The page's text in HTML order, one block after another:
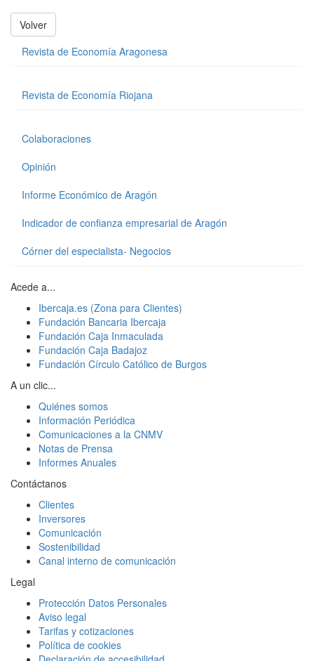
Volver
Revista de Economía Aragonesa
Revista de Economía Riojana
Colaboraciones
Opinión
Informe Económico de Aragón
Indicador de confianza empresarial de Aragón
Córner del especialista- Negocios
Acede a...
Ibercaja.es (Zona para Clientes)
Fundación Bancaria Ibercaja
Fundación Caja Inmaculada
Fundación Caja Badajoz
Fundación Círculo Católico de Burgos
A un clic...
Quiénes somos
Información Periódica
Comunicaciones a la CNMV
Notas de Prensa
Informes Anuales
Contáctanos
Clientes
Inversores
Comunicación
Sostenibilidad
Canal interno de comunicación
Legal
Protección Datos Personales
Aviso legal
Tarifas y cotizaciones
Política de cookies